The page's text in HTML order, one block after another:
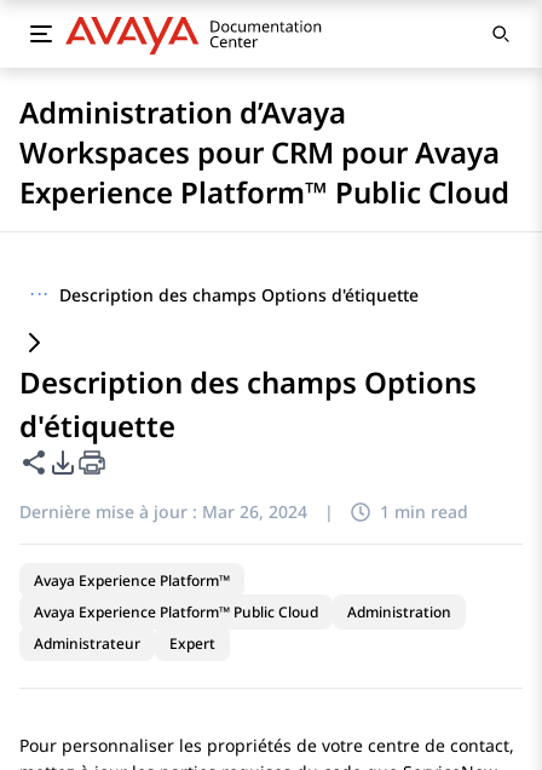
Administration d’Avaya
Workspaces pour CRM pour Avaya
Experience Platform™ Public Cloud
··· Description des champs Options d'étiquette
Description des champs Options
d'étiquette
Partager cette page
Options d'exportation PDF
Dernière mise à jour : Mar 26, 2024 | 1 min read
Avaya Experience Platform™
Avaya Experience Platform™ Public Cloud
Administration
Administrateur
Expert
Pour personnaliser les propriétés de votre centre de contact,